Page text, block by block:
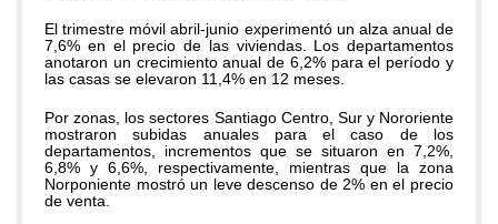
El trimestre móvil abril-junio experimentó un alza anual de
7,6% en el precio de las viviendas. Los departamentos
anotaron un crecimiento anual de 6,2% para el período y
las casas se elevaron 11,4% en 12 meses.
Por zonas, los sectores Santiago Centro, Sur y Nororiente
mostraron subidas anuales para el caso de los
departamentos, incrementos que se situaron en 7,2%,
6,8% y 6,6%, respectivamente, mientras que la zona
Norponiente mostró un leve descenso de 2% en el precio
de venta.